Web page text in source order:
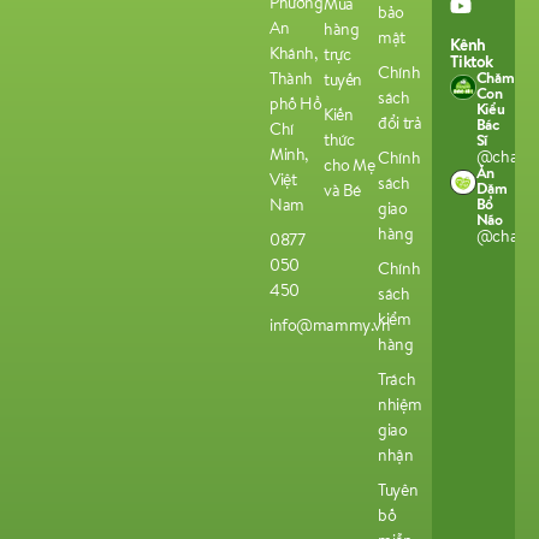
An
Khánh,
Thành
phố Hồ
Chí
Minh,
Việt
Nam
0877
050
450
info@mammy.vn
hàng
trực
tuyến
Kiến
thức
cho Mẹ
và Bé
bảo
mật
Chính
sách
đổi trả
Chính
sách
giao
hàng
Chính
sách
kiểm
hàng
Trách
nhiệm
giao
nhận
Tuyên
bố
Kênh
Tiktok
Chăm
Con
Kiểu
Bác
Sĩ
Ăn
Dặm
Bổ
Não